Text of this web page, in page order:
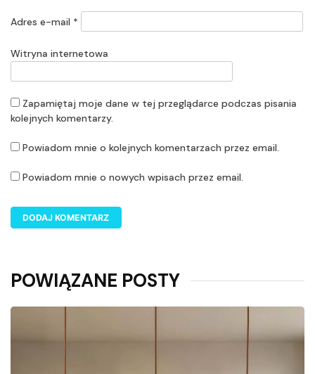
Adres e-mail *
Witryna internetowa
Zapamiętaj moje dane w tej przeglądarce podczas pisania
kolejnych komentarzy.
Powiadom mnie o kolejnych komentarzach przez email.
Powiadom mnie o nowych wpisach przez email.
POWIĄZANE POSTY